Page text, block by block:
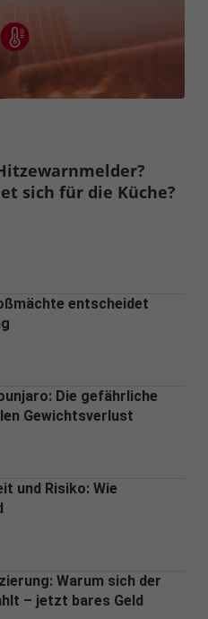
sich für die Küche?
entscheidet
Die gefährliche
Gewichtsverlust
und Risiko: Wie
Warum sich der
– jetzt bares Geld